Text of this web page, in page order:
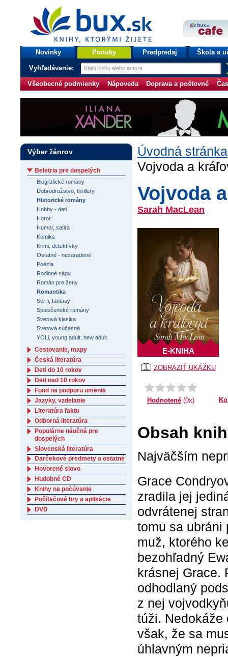
bux.sk
knihy, ktorými žijete
Úvodná stránka
Novinky Ponuky Predpredaj Škola a
Vyhľadávanie:
Všeobecné podmienky Nápoveda Doprava a poštovné
Úvodná stránka
Vojvoda a
Vojvoda
Sarah MacLean
ZOBRAZIŤ UKÁŽKU
E-KNIHA
Hodnotené(0x)
Obsah
Najväčším
Grace
zradila jej
odvrátenej
tomu sa ubráni
muž, ktorého
bezohľadný
krásnej Grace.
odhodlaný
z nej
túži. Nedokáže
však, že sa
úhlavným
Výber žánrov
Beletria pre dospelých
Biografické romány
Dobrodružstvo, thrillery
Historické romány
Hobby - deti
Horor
Humor, satira
Komiks
Krimi, detektívky
Ostatné - nezaradené
Poézia
Rodinné ságy
Román pre ženy
Romantika
Sci-fi, fantasy
Spoločenské romány
Svetová klasika
Svetová súčasná
YOLi, young adult, new adult
Cestovanie, mapy
Česká literatúra
Deti do 10 rokov
Deti nad 10 rokov
Fond na podporu umenia
Jazyky, vzdelanie
Literatúra faktu
Odborná literatúra
Populárne náučná pre
dospelých
Slovenská literatúra
Darčekové predmety a ostatné
Hovorené slovo
Hudobné CD
Knihy na počúvanie
Počítačové hry a aplikácie
DVD